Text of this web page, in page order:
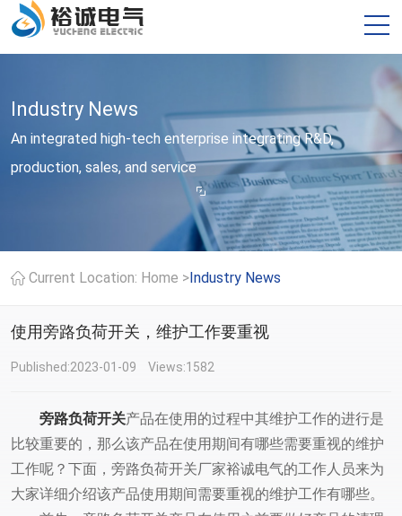
Industry News
An integrated high-tech enterprise integrating R&D,
production, sales, and service
Current Location: Home > Industry News
使用旁路负荷开关，维护工作要重视
Published:2023-01-09 Views:1582
旁路负荷开关产品在使用的过程中其维护工作的进行是
比较重要的，那么该产品在使用期间有哪些需要重视的维护
工作呢？下面，旁路负荷开关厂家裕诚电气的工作人员来为
大家详细介绍该产品使用期间需要重视的维护工作有哪些。